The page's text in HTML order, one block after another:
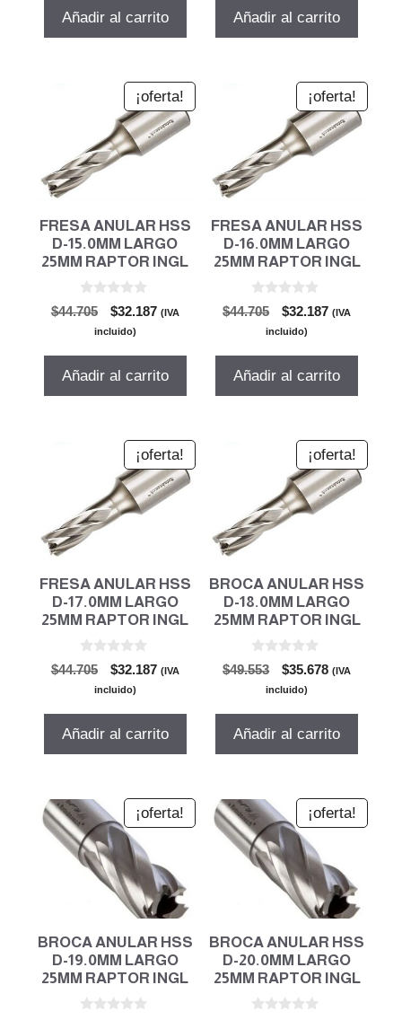
era:
Añadir al carrito
era:
Añadir al carrito
¡oferta!
FRESA ANULAR HSS
D-15.0MM LARGO
25MM RAPTOR INGL
0
d
$44.705
El
precio
era:
$32.187El(IVA
incluido)
Añadir al carrito
¡oferta!
FRESA ANULAR HSS
D-16.0MM LARGO
25MM RAPTOR INGL
0
d
$44.705
El
precio
era:
$32.187El(IVA
incluido)
Añadir al carrito
¡oferta!
FRESA ANULAR HSS
D-17.0MM LARGO
25MM RAPTOR INGL
0
d
$44.705
El
precio
era:
$44.705.
$32.187El
$32.187.
(IVA
incluido)
Añadir al carrito
¡oferta!
BROCA ANULAR HSS
D-18.0MM LARGO
25MM RAPTOR INGL
0
d
$49.553
El
precio
era:
$49.553.
$35.678El
$35.678.
(IVA
incluido)
Añadir al carrito
¡oferta!
BROCA ANULAR HSS
D-19.0MM LARGO
25MM RAPTOR INGL
¡oferta!
BROCA ANULAR HSS
D-20.0MM LARGO
25MM RAPTOR INGL